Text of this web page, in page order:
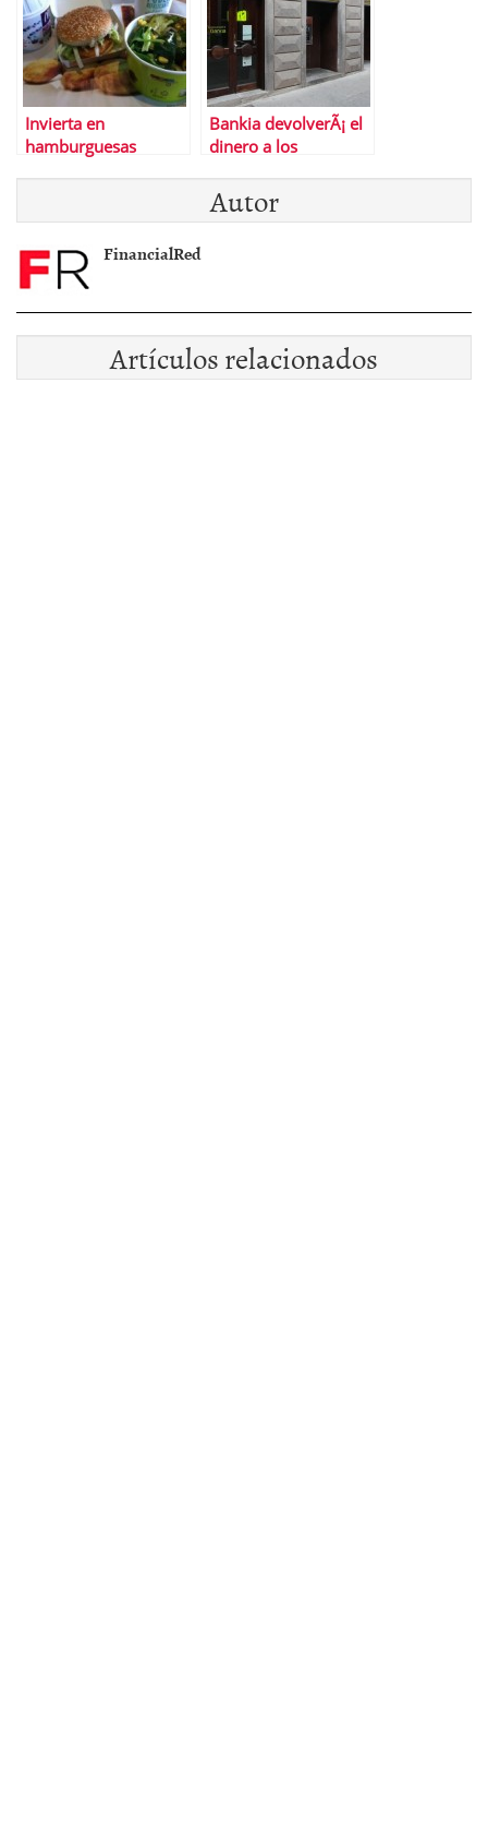
Invierta en
hamburguesas
Bankia devolverÃ¡ el
dinero a los
inversionistas de su
fracasada salida a
Autor
FinancialRed
Artículos relacionados